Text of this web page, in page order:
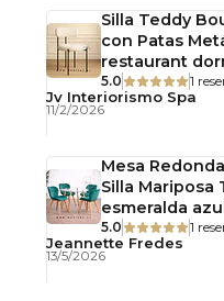
FotografíasSilla Teddy
con Patas
restaurant
5.0 1
Jv Interiorismo Spa
11/2/2026
Mesa
Silla Mariposa
esmeralda
5.0 1
Jeannette Fredes
13/5/2026